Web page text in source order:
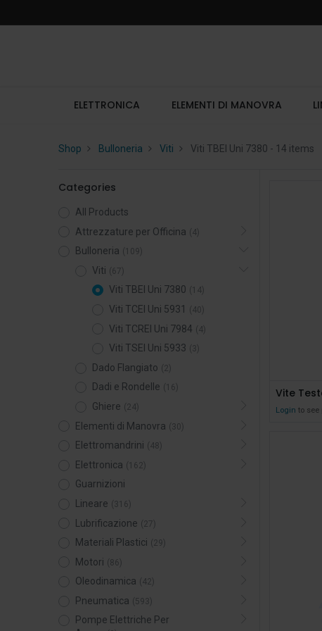
ELETTRONICA ELEMENTI DI MANOVRA
Shop Bulloneria Viti Viti TBEI Uni 7380 - 14 items
Categories
All Products
Attrezzature per Officina (4)
Bulloneria (109)
Viti (67)
Viti TBEI Uni 7380 (14)
Viti TCEI Uni 5931 (40)
Viti TCREI Uni 7984 (4)
Viti TSEI Uni 5933 (3)
Dado Flangiato (2)
Dadi e Rondelle (16)
Ghiere (24)
Elementi di Manovra (30)
Elettromandrini (48)
Elettronica (162)
Guarnizioni
Lineare (316)
Lubrificazione (27)
Materiali Plastici (29)
Motori (86)
Oleodinamica (42)
Pneumatica (593)
Pompe Elettriche Per
Login to see